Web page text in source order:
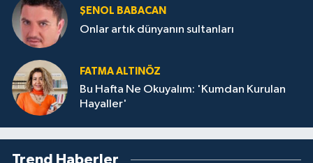
ŞENOL BABACAN
Onlar artık dünyanın sultanları
FATMA ALTINÖZ
Bu Hafta Ne Okuyalım: 'Kumdan Kurulan
Hayaller'
Trend Haberler